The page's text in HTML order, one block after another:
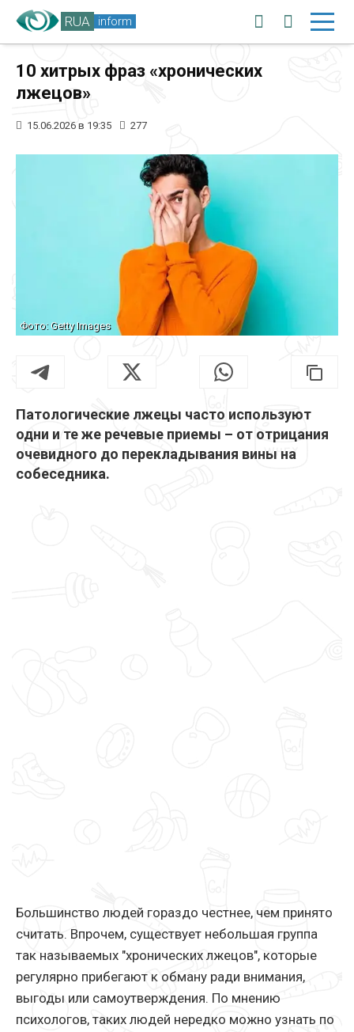
RUA inform
10 хитрых фраз «хронических
лжецов»
15.06.2026 в 19:35 277
Фото: Getty Images
Патологические лжецы часто используют
одни и те же речевые приемы – от отрицания
очевидного до перекладывания вины на
собеседника.
Большинство людей гораздо честнее, чем принято
считать. Впрочем, существует небольшая группа
так называемых "хронических лжецов", которые
регулярно прибегают к обману ради внимания,
выгоды или самоутверждения. По мнению
психологов, таких людей нередко можно узнать по